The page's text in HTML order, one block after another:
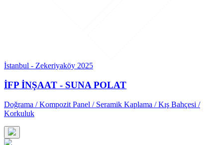
İstanbul - Zekeriyaköy 2025
İFP İNŞAAT - SUNA POLAT
Doğrama / Kompozit Panel / Seramik Kaplama / Kış Bahçesi /
Korkuluk